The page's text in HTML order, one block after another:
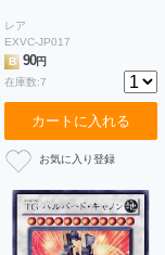
レア
EXVC-JP017
B
90円
在庫数:7
カートに入れる